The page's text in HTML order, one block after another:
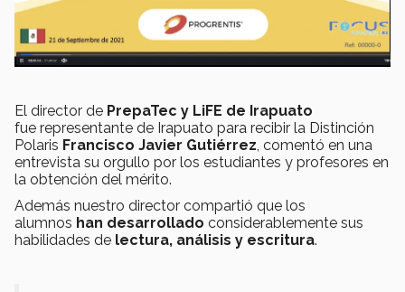
El director de PrepaTec y LiFE de Irapuato
fue representante de Irapuato para recibir la Distinción
Polaris Francisco Javier Gutiérrez, comentó en una
entrevista su orgullo por los estudiantes y profesores en
la obtención del mérito.
Además nuestro director compartió que los
alumnos han desarrollado considerablemente sus
habilidades de lectura, análisis y escritura.